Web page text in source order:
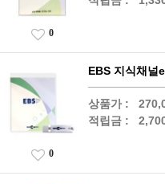
0
EBS 지식채널
상품가 :
적립금 :
0